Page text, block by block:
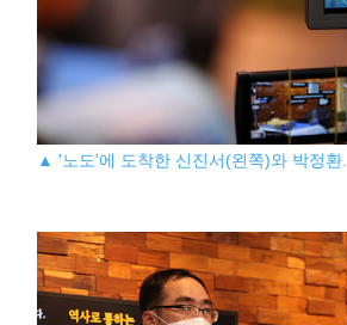
▲ '노도'에 도착한 신진서(왼쪽)와 박정환.